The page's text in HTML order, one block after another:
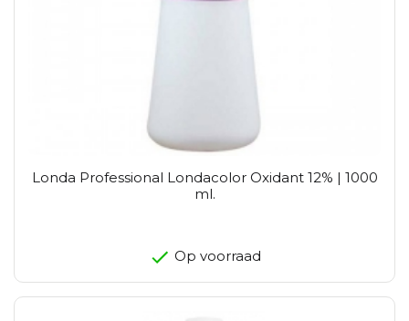
Londa Professional Londacolor Oxidant 12% | 1000
ml.
Op voorraad